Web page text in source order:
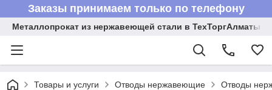
Заказы принимаем только по телефону
Металлопрокат из нержавеющей стали в ТехТоргАлматы
Товары и услуги Отводы нержавеющие Отводы